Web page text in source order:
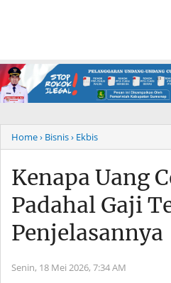
Home› Bisnis› Ekbis
Kenapa Uang
Padahal Gaji
Penjelasannya
Senin, 18 Mei 2026, 7:34 AM